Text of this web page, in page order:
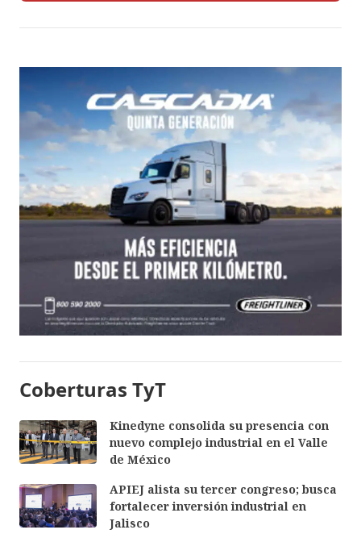
Coberturas TyT
Kinedyne consolida su presencia con
nuevo complejo industrial en el Valle
de México
APIEJ alista su tercer congreso; busca
fortalecer inversión industrial en
Jalisco